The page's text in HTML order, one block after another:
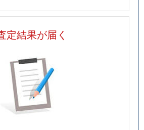
定結果が届く